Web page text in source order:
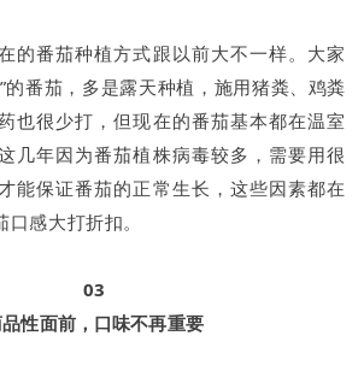
的番茄种植方式跟以前大不一样。大家
的番茄，多是露天种植，施用猪粪、鸡粪
也很少打，但现在的番茄基本都在温室
几年因为番茄植株病毒较多，需要用很
能保证番茄的正常生长，这些因素都在
感大打折扣。
03
性面前，口味不再重要